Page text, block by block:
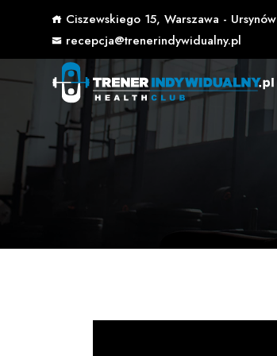
Ciszewskiego 15, Warszawa - Ursynów
recepcja@trenerindywidualny.pl